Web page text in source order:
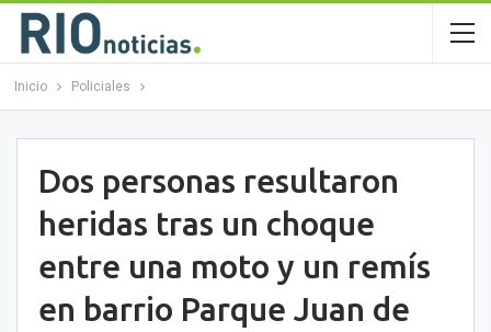
Inicio Policiales
Dos personas resultaron
heridas tras un choque
entre una moto y un remís
en barrio Parque Juan de